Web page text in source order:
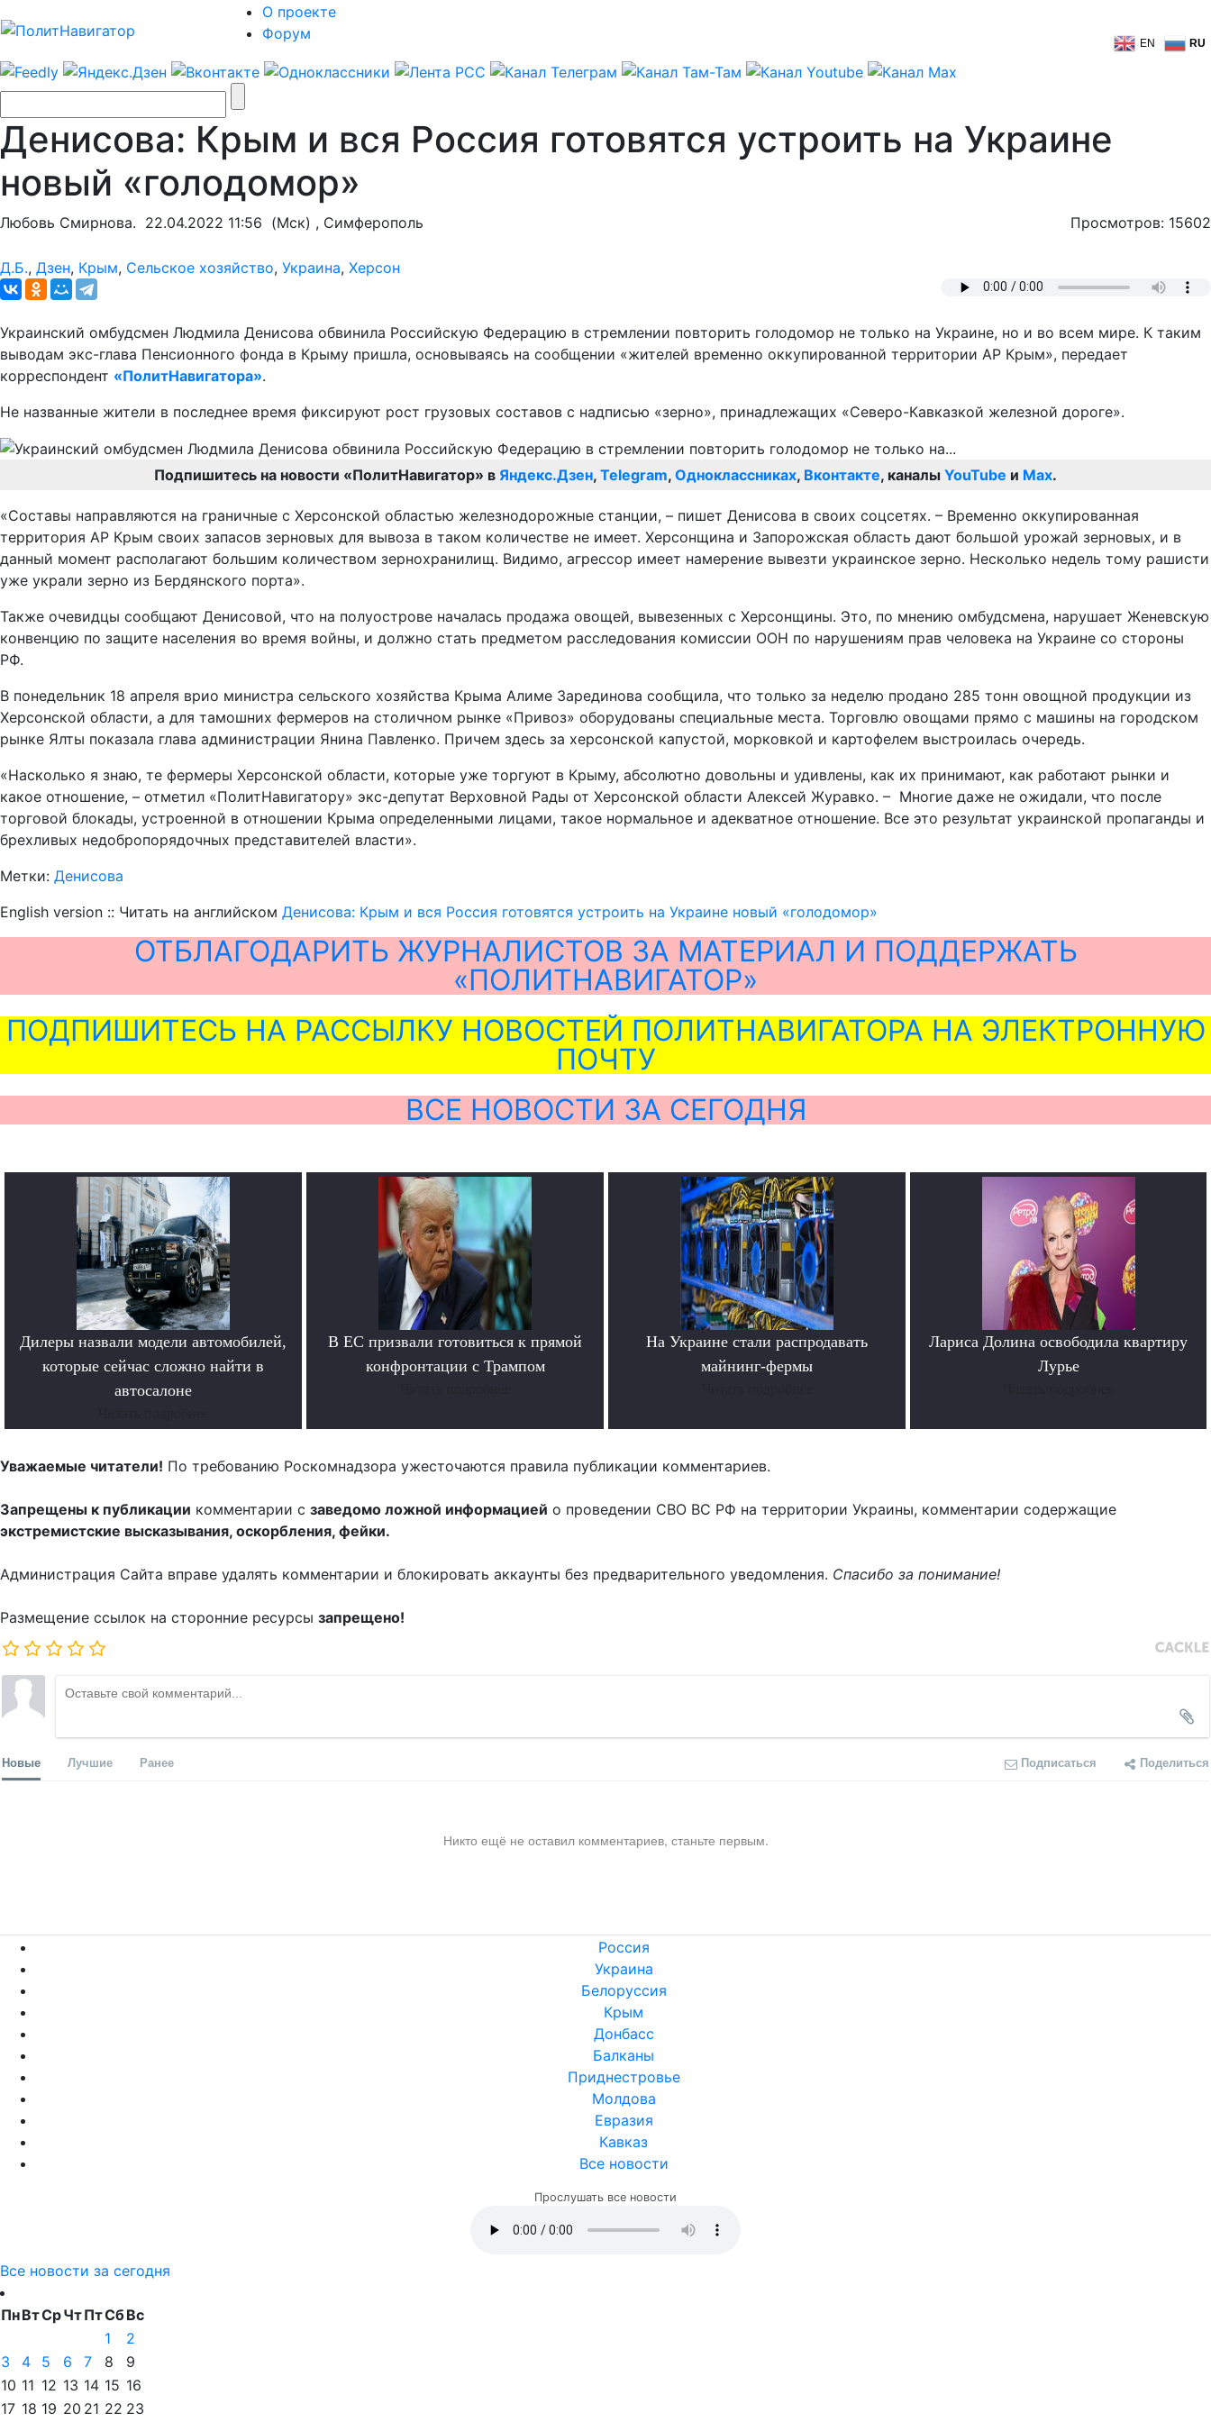
О проекте
Форум
EN RU
Денисова: Крым и вся Россия готовятся устроить на Украине
новый «голодомор»
Любовь Смирнова. 22.04.2022 11:56 (Мск) , Симферополь Просмотров: 15602
Д.Б., Дзен, Крым, Сельское хозяйство, Украина, Херсон
Украинский омбудсмен Людмила Денисова обвинила Российскую Федерацию в стремлении повторить голодомор не только на Украине, но и во всем мире. К таким
выводам экс-глава Пенсионного фонда в Крыму пришла, основываясь на сообщении «жителей временно оккупированной территории АР Крым», передает
корреспондент «ПолитНавигатора».
Не названные жители в последнее время фиксируют рост грузовых составов с надписью «зерно», принадлежащих «Северо-Кавказкой железной дороге».
Подпишитесь на новости «ПолитНавигатор» в Яндекс.Дзен, Telegram, Одноклассниках, Вконтакте, каналы YouTube и Max.
«Составы направляются на граничные с Херсонской областью железнодорожные станции, – пишет Денисова в своих соцсетях. – Временно оккупированная
территория АР Крым своих запасов зерновых для вывоза в таком количестве не имеет. Херсонщина и Запорожская область дают большой урожай зерновых, и в
данный момент располагают большим количеством зернохранилищ. Видимо, агрессор имеет намерение вывезти украинское зерно. Несколько недель тому рашисти
уже украли зерно из Бердянского порта».
Также очевидцы сообщают Денисовой, что на полуострове началась продажа овощей, вывезенных с Херсонщины. Это, по мнению омбудсмена, нарушает Женевскую
конвенцию по защите населения во время войны, и должно стать предметом расследования комиссии ООН по нарушениям прав человека на Украине со стороны
РФ.
В понедельник 18 апреля врио министра сельского хозяйства Крыма Алиме Зарединова сообщила, что только за неделю продано 285 тонн овощной продукции из
Херсонской области, а для тамошних фермеров на столичном рынке «Привоз» оборудованы специальные места. Торговлю овощами прямо с машины на городском
рынке Ялты показала глава администрации Янина Павленко. Причем здесь за херсонской капустой, морковкой и картофелем выстроилась очередь.
«Насколько я знаю, те фермеры Херсонской области, которые уже торгуют в Крыму, абсолютно довольны и удивлены, как их принимают, как работают рынки и
какое отношение, – отметил «ПолитНавигатору» экс-депутат Верховной Рады от Херсонской области Алексей Журавко. – Многие даже не ожидали, что после
торговой блокады, устроенной в отношении Крыма определенными лицами, такое нормальное и адекватное отношение. Все это результат украинской пропаганды и
брехливых недобропорядочных представителей власти».
Метки: Денисова
English version :: Читать на английском Денисова: Крым и вся Россия готовятся устроить на Украине новый «голодомор»
ОТБЛАГОДАРИТЬ ЖУРНАЛИСТОВ ЗА МАТЕРИАЛ И ПОДДЕРЖАТЬ
«ПОЛИТНАВИГАТОР»
ПОДПИШИТЕСЬ НА РАССЫЛКУ НОВОСТЕЙ ПОЛИТНАВИГАТОРА НА ЭЛЕКТРОННУЮ
ПОЧТУ
ВСЕ НОВОСТИ ЗА СЕГОДНЯ
Дилеры назвали модели автомобилей,
которые сейчас сложно найти в
автосалоне
В ЕС призвали готовиться к прямой
конфронтации с Трампом
На Украине стали распродавать
майнинг-фермы
Лариса Долина освободила квартиру
Лурье
Уважаемые читатели! По требованию Роскомнадзора ужесточаются правила публикации комментариев.
Запрещены к публикации комментарии с заведомо ложной информацией о проведении СВО ВС РФ на территории Украины, комментарии содержащие
экстремистские высказывания, оскорбления, фейки.
Администрация Сайта вправе удалять комментарии и блокировать аккаунты без предварительного уведомления. Спасибо за понимание!
Размещение ссылок на сторонние ресурсы запрещено!
Новые Лучшие Ранее Подписаться Поделиться
Никто ещё не оставил комментариев, станьте первым.
Россия
Украина
Белоруссия
Крым
Донбасс
Балканы
Приднестровье
Молдова
Евразия
Кавказ
Все новости
Прослушать все новости
Все новости за сегодня
ПнВтСрЧтПтСбВс
1
2
3
4 5 6 7 8
9
10 11 12 13 14 15 16
17 18 19 20 21 22 23